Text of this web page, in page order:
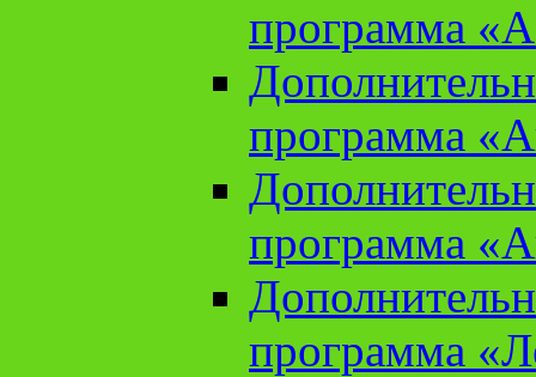
программа
программа
программа
программа